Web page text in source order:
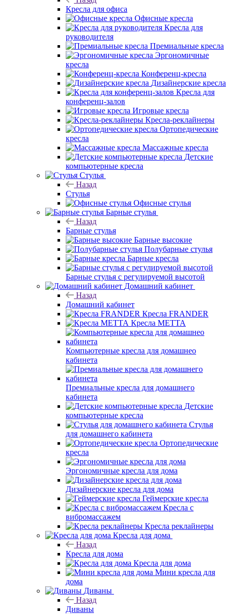
Кресла для офиса
Офисные кресла
Кресла для
руководителя
Премиальные кресла
Эргономичные
кресла
Конференц-кресла
Дизайнерские кресла
Кресла для
конференц-залов
Игровые кресла
Кресла-реклайнеры
Ортопедические
кресла
Массажные кресла
Детские
компьютерные кресла
Стулья
Назад
Стулья
Офисные стулья
Барные стулья
Назад
Барные стулья
Барные высокие
Полубарные стулья
Барные кресла
Барные стулья с регулируемой высотой
Домашний кабинет
Назад
Домашний кабинет
Кресла FRANDER
Кресла METTA
Компьютерные кресла для домашнео
кабинета
Премиальные кресла для домашнего
кабинета
Детские
компьютерные кресла
Стулья
для домашнего кабинета
Ортопедические
кресла
Эргономичные кресла для дома
Дизайнерские кресла для дома
Геймерские кресла
Кресла с
вибромассажем
Кресла реклайнеры
Кресла для дома
Назад
Кресла для дома
Кресла для дома
Мини кресла для
дома
Диваны
Назад
Диваны